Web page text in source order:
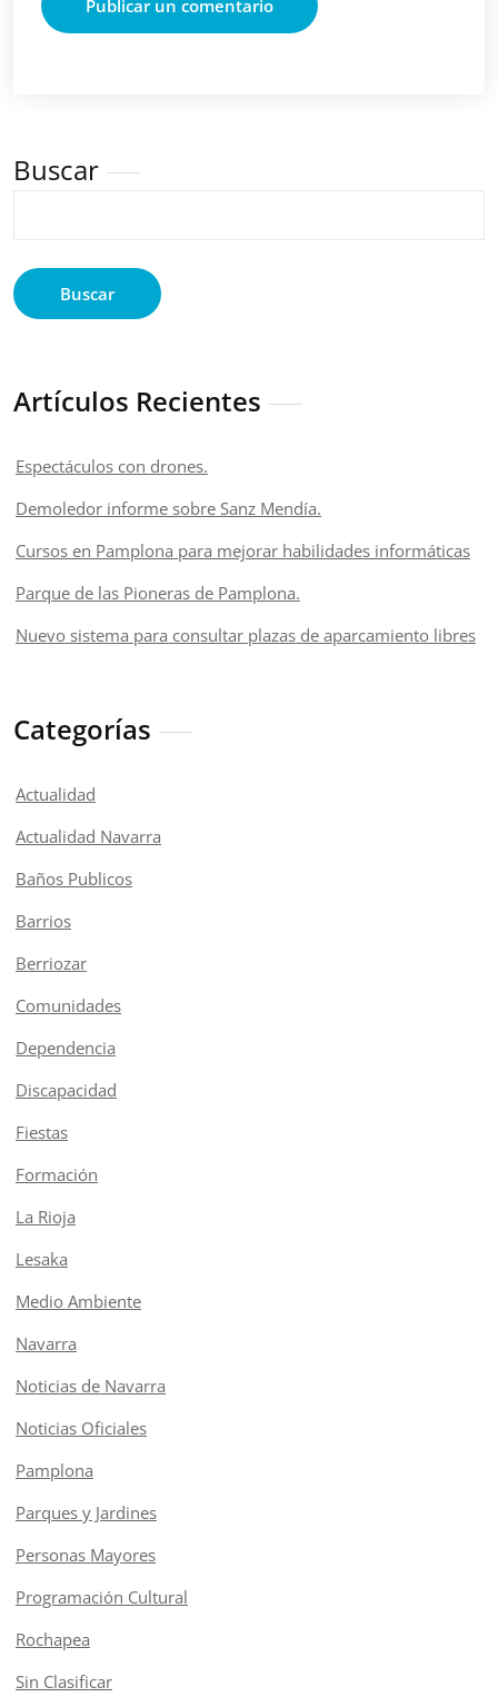
Buscar
Buscar
Artículos Recientes
Espectáculos con drones.
Demoledor informe sobre Sanz Mendía.
Cursos en Pamplona para mejorar habilidades informáticas
Parque de las Pioneras de Pamplona.
Nuevo sistema para consultar plazas de aparcamiento libres
Categorías
Actualidad
Actualidad Navarra
Baños Publicos
Barrios
Berriozar
Comunidades
Dependencia
Discapacidad
Fiestas
Formación
La Rioja
Lesaka
Medio Ambiente
Navarra
Noticias de Navarra
Noticias Oficiales
Pamplona
Parques y Jardines
Personas Mayores
Programación Cultural
Rochapea
Sin Clasificar